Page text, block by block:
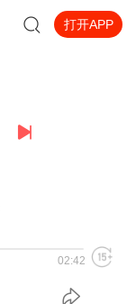
打开APP
02:42